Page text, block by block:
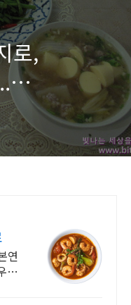
로,
연
회